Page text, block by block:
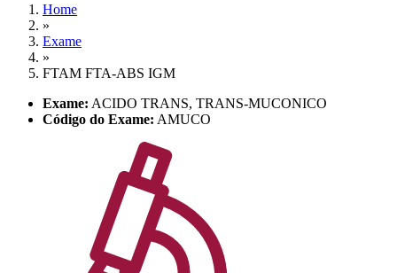
Home
»
Exame
»
FTAM FTA-ABS IGM
Exame: ACIDO TRANS, TRANS-MUCONICO
Código do Exame: AMUCO